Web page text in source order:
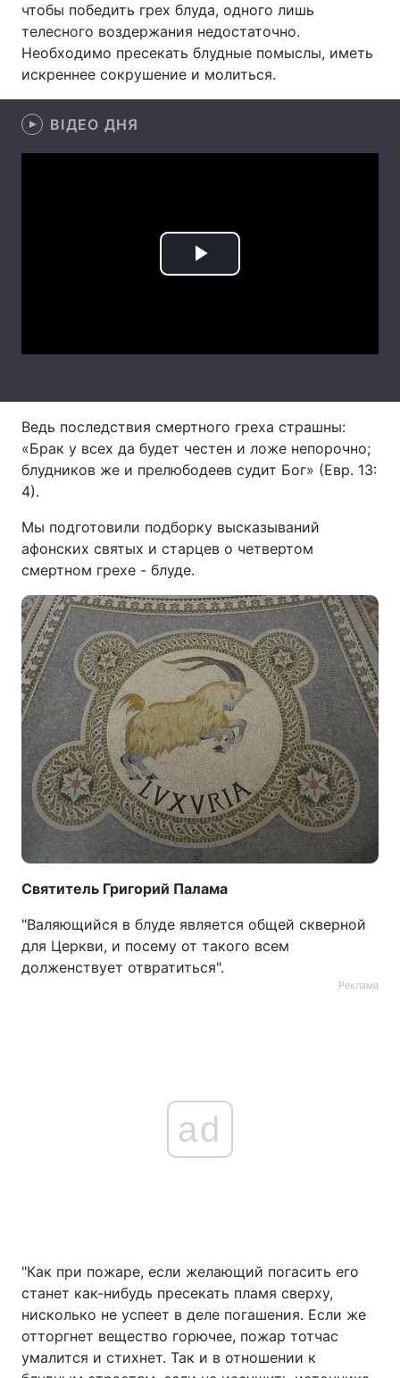
Техно і зв'язок Лайт
Зброя Інциденти
Здоров'я
Цікавинки
Тема оформлення
чтобы победить грех блуда, одного лишь
телесного воздержания недостаточно.
Необходимо пресекать блудные помыслы, иметь
искреннее сокрушение и молиться.
ВІДЕО ДНЯ
Play
Ведь последствия смертного греха страшны:
«Брак у всех да будет честен и ложе непорочно;
блудников же и прелюбодеев судит Бог» (Евр. 13:
4).
Мы подготовили подборку высказываний
афонских святых и старцев о четвертом
смертном грехе - блуде.
Святитель Григорий Палама
"Валяющийся в блуде является общей скверной
для Церкви, и посему от такого всем
долженствует отвратиться".
Реклама
ad
"Как при пожаре, если желающий погасить его
станет как-нибудь пресекать пламя сверху,
нисколько не успеет в деле погашения. Если же
отторгнет вещество горючее, пожар тотчас
умалится и стихнет. Так и в отношении к